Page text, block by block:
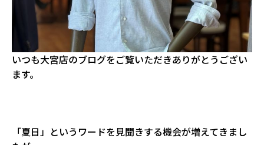
いつも大宮店のブログをご覧いただきありがとうござい
ます。
「夏日」というワードを見聞きする機会が増えてきまし